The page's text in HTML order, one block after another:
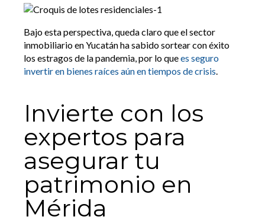
Bajo esta perspectiva, queda claro que el sector
inmobiliario en Yucatán ha sabido sortear con éxito
los estragos de la pandemia, por lo quees seguro
invertir en bienes raíces aún en tiempos de crisis.
Invierte con los
expertos para
asegurar tu
patrimonio en
Mérida